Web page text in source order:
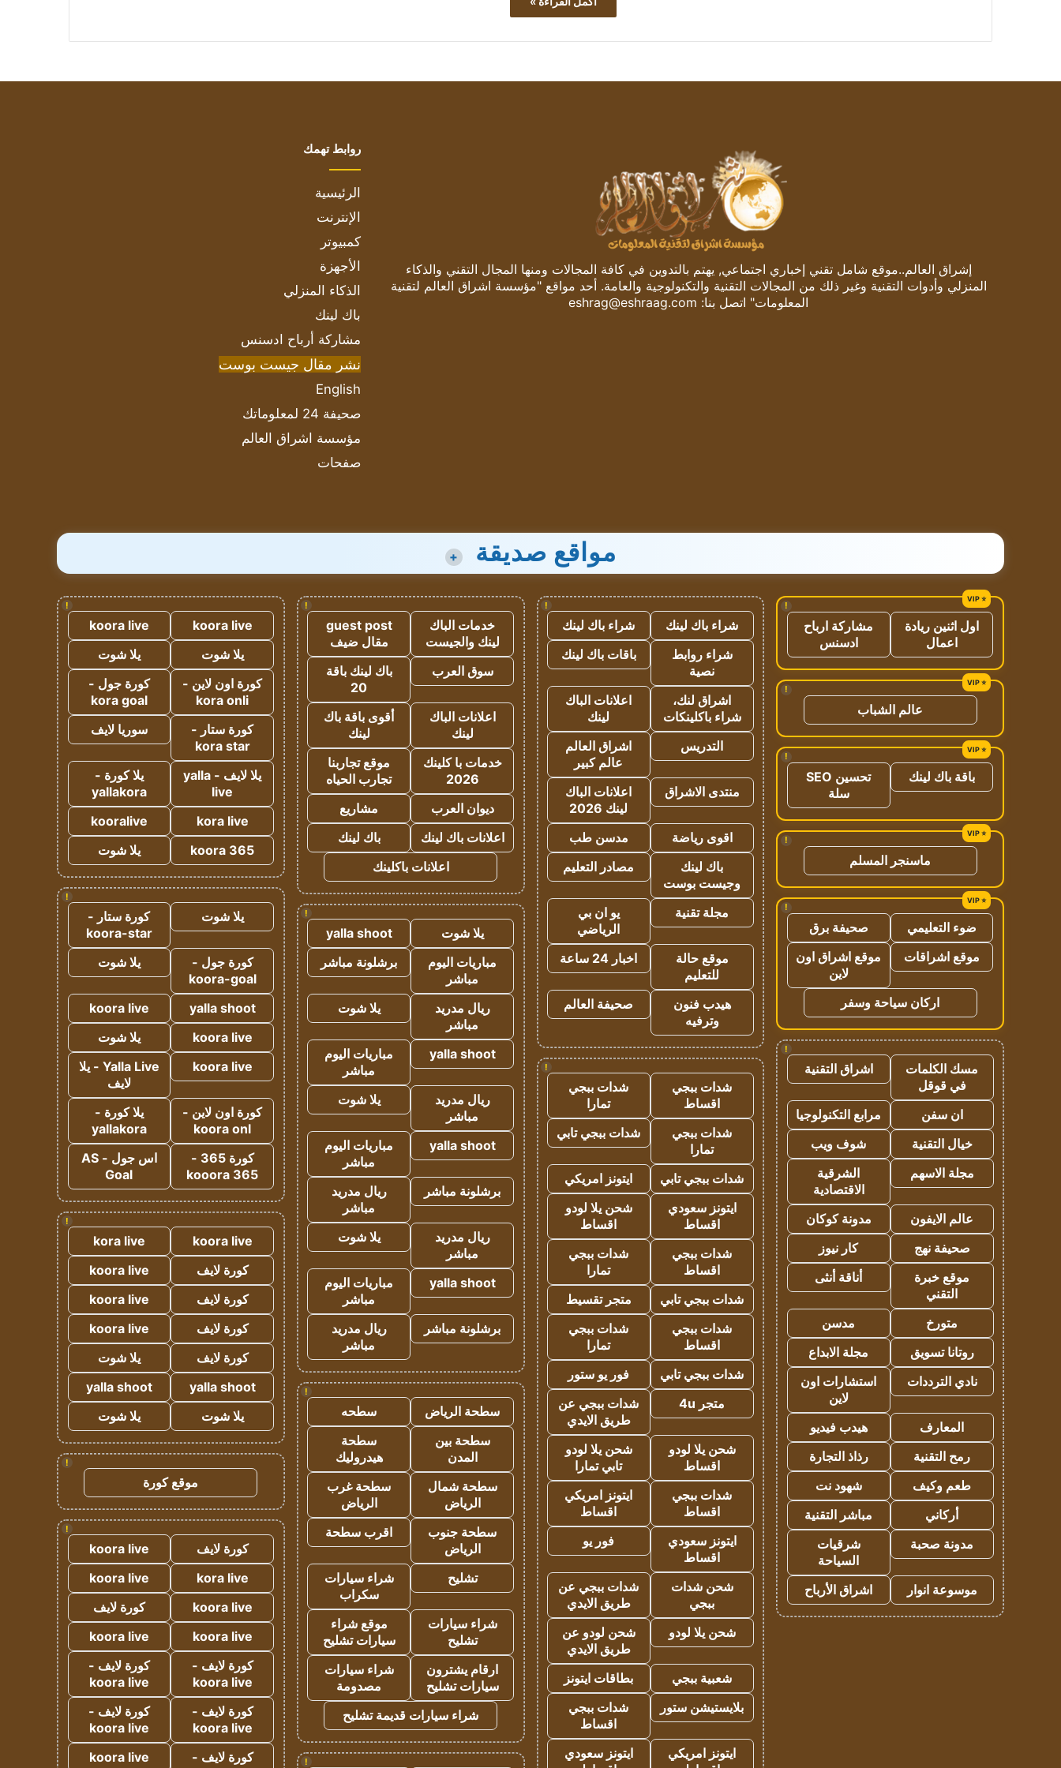
إشراق العالم..موقع شامل تقني إخباري اجتماعي, يهتم بالتدوين في كافة المجالات ومنها المجال التقني والذكاء
المنزلي وأدوات التقنية وغير ذلك من المجالات التقنية والتكنولوجية والعامة. أحد مواقع "مؤسسة اشراق العالم لتقنية
المعلومات" اتصل بنا: eshrag@eshraag.com
روابط تهمك
الرئيسية
الإنترنت
كمبيوتر
الأجهزة
الذكاء المنزلي
باك لينك
مشاركة أرباح ادسنس
نشر مقال جيست بوست
English
صحيفة 24 لمعلوماتك
مؤسسة اشراق العالم
صفحات
مواقع صديقة +
!
اول اثنين ريادة
اعمال
مشاركة ارباح
ادسنس
!
عالم الشباب
!
باقة باك لينك
تحسين SEO
سلة
!
ماسنجر المسلم
!
ضوء التعليمي
صحيفة برق
موقع اشراقات
موقع اشراق اون
لاين
اركان سياحة وسفر
!
مسك الكلمات
في قوقل
اشراق التقنية
ان سفن
مرابع التكنولوجيا
خيال التقنية
شوف ويب
مجلة الاسهم
الشرقية
الاقتصادية
عالم الايفون
مدونة كوكان
صحيفة نهج
كار نيوز
موقع خبرة
التقني
أناقة أنثى
متورخ
مدسن
روتانا تسويق
مجلة الابداع
نادي الترددات
استشارات اون
لاين
المعارف
هيدب فيديو
رمح التقنية
رذاذ التجارة
طعم وكيف
شهود نت
أركاني
مباشر التقنية
مدونة صحبة
شرقيات
السياحة
موسوعة انوار
اشراق الأرباح
!
شراء باك لينك
شراء باك لينك
شراء روابط
نصية
باقات باك لينك
اشراق لنك،
شراء باكلينكات
اعلانات الباك
لينك
التدريس
اشراق العالم
عالم كبير
منتدى الاشراق
اعلانات الباك
لينك 2026
اقوى رياضة
مدسن طب
باك لينك
وجيست بوست
مصادر التعليم
مجلة تقنية
يو ان بي
الرياضي
موقع حالة
للتعليم
اخبار 24 ساعة
هيدب فنون
وترفيه
صحيفة العالم
!
شدات ببجي
اقساط
شدات ببجي
تمارا
شدات ببجي
تمارا
شدات ببجي تابي
شدات ببجي تابي
ايتونز امريكي
ايتونز سعودي
اقساط
شحن يلا لودو
اقساط
شدات ببجي
اقساط
شدات ببجي
تمارا
شدات ببجي تابي
متجر تقسيط
شدات ببجي
اقساط
شدات ببجي
تمارا
شدات ببجي تابي
فور يو ستور
متجر 4u
شدات ببجي عن
طريق الايدي
شحن يلا لودو
اقساط
شحن يلا لودو
تابي تمارا
شدات ببجي
اقساط
ايتونز امريكي
اقساط
ايتونز سعودي
اقساط
فور يو
شحن شدات
ببجي
شدات ببجي عن
طريق الايدي
شحن يلا لودو
شحن لودو عن
طريق الايدي
شعبية ببجي
بطاقات ايتونز
بلايستيشن ستور
شدات ببجي
اقساط
ايتونز امريكي
ايتونز سعودي
!
خدمات الباك
لينك والجيست
guest post
مقال ضيف
سوق العرب
باك لينك باقة
20
اعلانات الباك
لينك
أقوى باقة باك
لينك
خدمات با كلينك
2026
موقع تجاربنا
تجارب الحياه
ديوان العرب
مشاريع
اعلانات باك لينك
باك لينك
اعلانات باكلينك
!
يلا شوت
yalla shoot
مباريات اليوم
مباشر
برشلونة مباشر
ريال مدريد
مباشر
يلا شوت
yalla shoot
مباريات اليوم
مباشر
ريال مدريد
مباشر
يلا شوت
yalla shoot
مباريات اليوم
مباشر
برشلونة مباشر
ريال مدريد
مباشر
ريال مدريد
مباشر
يلا شوت
yalla shoot
مباريات اليوم
مباشر
برشلونة مباشر
ريال مدريد
مباشر
!
سطحة الرياض
سطحه
سطحة بين
المدن
سطحة
هيدروليك
سطحة شمال
الرياض
سطحة غرب
الرياض
سطحة جنوب
الرياض
اقرب سطحة
تشليح
شراء سيارات
سكراب
شراء سيارات
تشليح
موقع شراء
سيارات تشليح
ارقام يشترون
سيارات تشليح
شراء سيارات
مصدومة
شراء سيارات قديمة تشليح
!
!
koora live
koora live
يلا شوت
يلا شوت
كورة اون لاين -
kora onli
كورة جول -
kora goal
كورة ستار -
kora star
سوريا لايف
يلا لايف - yalla
live
يلا كورة -
yallakora
kora live
kooralive
koora 365
يلا شوت
!
يلا شوت
كورة ستار -
koora-star
كورة جول -
koora-goal
يلا شوت
yalla shoot
koora live
koora live
يلا شوت
koora live
Yalla Live - يلا
لايف
كورة اون لاين -
koora onl
يلا كورة -
yallakora
كورة 365 -
kooora 365
اس جول - AS
Goal
!
koora live
kora live
كورة لايف
koora live
كورة لايف
koora live
كورة لايف
koora live
كورة لايف
يلا شوت
yalla shoot
yalla shoot
يلا شوت
يلا شوت
!
موقع كورة
!
كورة لايف
koora live
kora live
koora live
koora live
كورة لايف
koora live
koora live
كورة لايف -
koora live
كورة لايف -
koora live
كورة لايف -
koora live
كورة لايف -
koora live
كورة لايف -
koora live